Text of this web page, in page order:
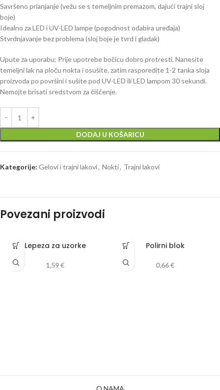
Savršeno prianjanje (vežu se s temeljnim premazom, dajući trajni sloj
boje)
Idealno za LED i UV-LED lampe (pogodnost odabira uređaja)
Stvrdnjavanje bez problema (sloj boje je tvrd i gladak)
Upute za uporabu: Prije upotrebe bočicu dobro protresti. Nanesite
temeljni lak na ploču nokta i osušite, zatim rasporedite 1-2 tanka sloja
proizvoda po površini i sušite pod UV-LED ili LED lampom 30 sekundi.
Nemojte brisati sredstvom za čišćenje.
DODAJ U KOŠARICU
Kategorije: Gelovi i trajni lakovi, Nokti, Trajni lakovi
Povezani proizvodi
Lepeza za uzorke
1,59€
Polirni blok
0,66€
O NAMA